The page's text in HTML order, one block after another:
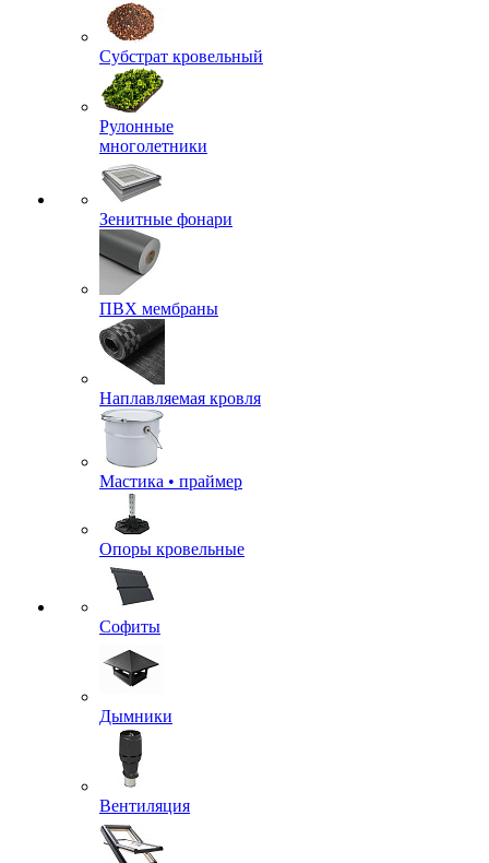
Субстрат кровельный
Рулонные
многолетники
Зенитные фонари
ПВХ мембраны
Наплавляемая кровля
Мастика • праймер
Опоры кровельные
Софиты
Дымники
Вентиляция